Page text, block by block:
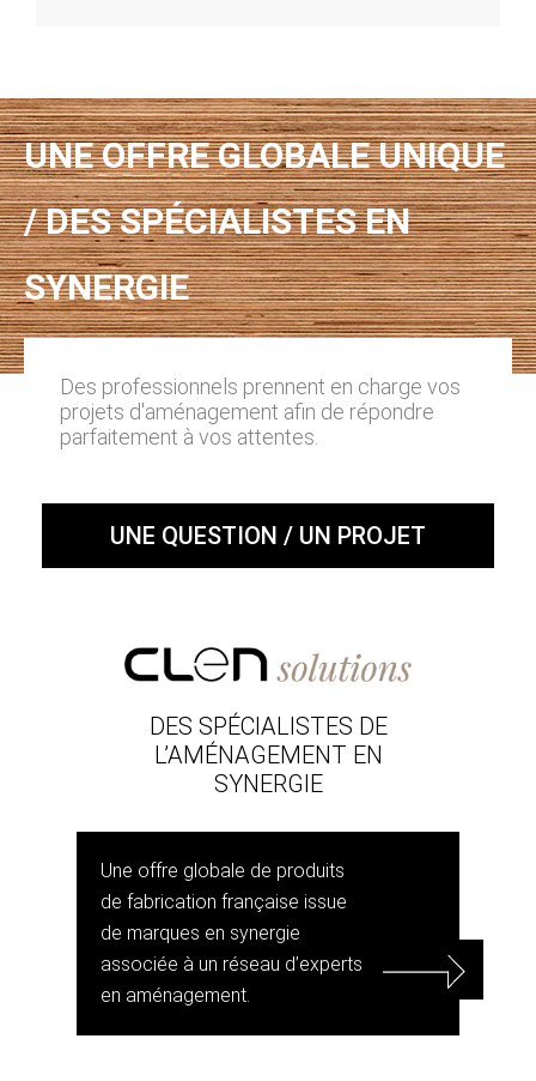
UNE OFFRE GLOBALE UNIQUE
/ DES SPÉCIALISTES EN
SYNERGIE
Des professionnels prennent en charge vos
projets d'aménagement afin de répondre
parfaitement à vos attentes.
UNE QUESTION / UN PROJET
DES SPÉCIALISTES DE
L’AMÉNAGEMENT EN
SYNERGIE
Une offre globale de produits
de fabrication française issue
de marques en synergie
associée à un réseau d’experts
en aménagement.